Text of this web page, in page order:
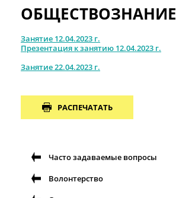
ОБЩЕСТВОЗНАНИЕ
Занятие 12.04.2023 г.
Презентация к занятию 12.04.2023 г.
Занятие 22.04.2023 г.
РАСПЕЧАТАТЬ
Часто задаваемые вопросы
Волонтерство